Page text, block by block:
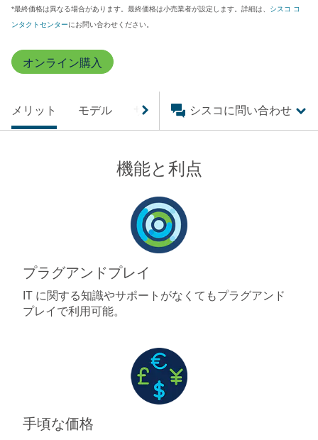
*最終価格は異なる場合があります。最終価格は小売業者が設定します。詳細は、 シスコ コ
ンタクトセンターにお問い合わせください。
オンライン購入
メリット モデル サービス 関連資料 購入案内
シスコに問い合わせ
機能と利点
プラグアンドプレイ
IT に関する知識やサポートがなくてもプラグアンド
プレイで利用可能。
手頃な価格